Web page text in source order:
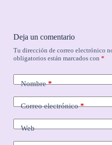
Deja un comentario
Tu dirección de correo electrónico
obligatorios están marcados con *
Nombre*
Correo electrónico*
Web